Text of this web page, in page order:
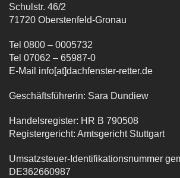
Schulstr. 46/2
71720 Oberstenfeld-Gronau
Tel 0800 – 0005732
Tel 07062 – 65987-0
E-Mail info[at]dachfenster-retter.de
Geschäftsführerin: Sara Dundiew
Handelsregister: HR B 790508
Registergericht: Amtsgericht Stuttgart
Umsatzsteuer-Identifikationsnummer
DE362660987